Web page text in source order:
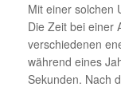
Mit einer solchen
Die Zeit bei einer
verschiedenen
während eines
Sekunden. Nach